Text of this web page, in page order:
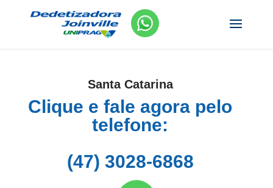
Santa Catarina
Clique e fale agora pelo
telefone:
(47) 3028-6868